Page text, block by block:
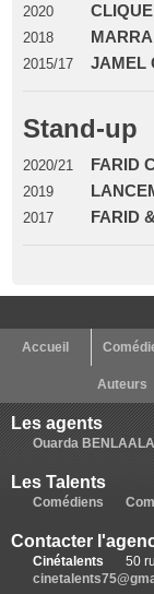
2020 CLIQUE
2018
2015/17 JAMEL
Stand-up
2020/21 FARID
2019
2017 FARID
Accueil
Auteurs
Les agents
Ouarda BENLAALA
Les Talents
Comédiens
Contacter
Cinétalents 50